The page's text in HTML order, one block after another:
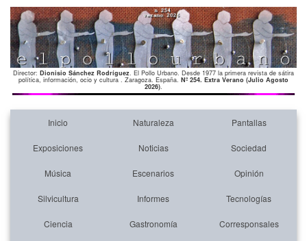
Director: Dionisio Sánchez Rodríguez. El Pollo Urbano. Desde 1977 la primera revista de sátira
política, información, ocio y cultura . Zaragoza. España. Nº 254. Extra Verano (Julio Agosto
2026).
Inicio Naturaleza Pantallas
Exposiciones Noticias Sociedad
Música Escenarios Opinión
Silvicultura Informes Tecnologías
Ciencia Gastronomía Corresponsales